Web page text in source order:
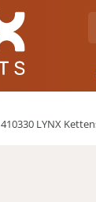
410330 LYNX